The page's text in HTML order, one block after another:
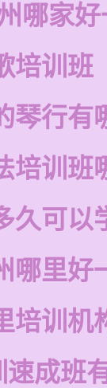
哪家
培训班
琴行有
培训班
久可以
哪里好
培训机
成班